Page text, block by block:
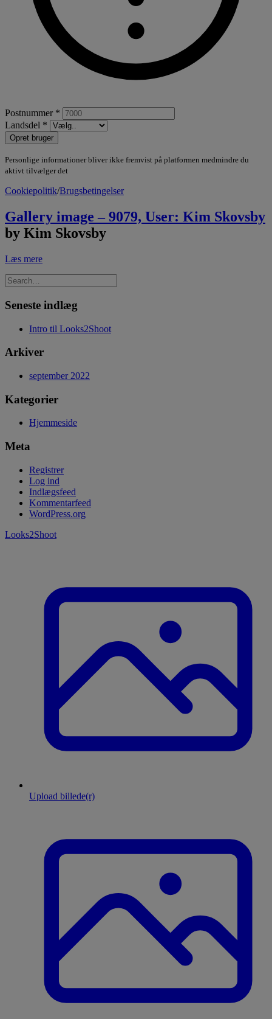
Postnummer *
Landsdel *
Opret bruger
Personlige informationer bliver ikke fremvist på platformen medmindre du
aktivt tilvælger det
Cookiepolitik/Brugsbetingelser
Gallery image – 9079, User: Kim Skovsby
by Kim Skovsby
Læs mere
Seneste indlæg
Intro til Looks2Shoot
Arkiver
september 2022
Kategorier
Hjemmeside
Meta
Registrer
Log ind
Indlægsfeed
Kommentarfeed
WordPress.org
Looks2Shoot
Upload billede(r)